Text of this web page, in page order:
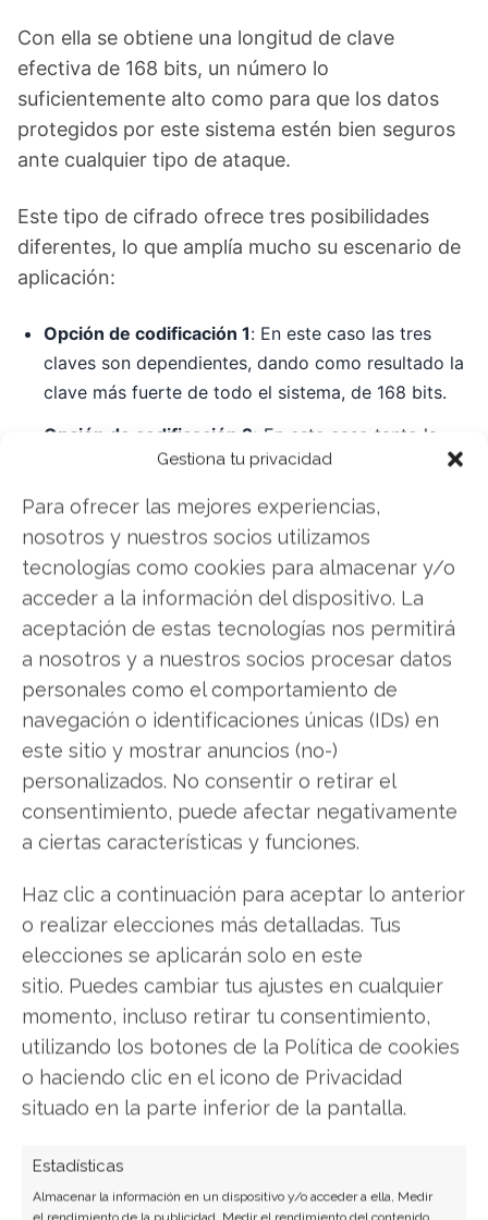
Gestiona tu privacidad
Para ofrecer las mejores experiencias,
nosotros y nuestros socios utilizamos
tecnologías como cookies para almacenar y/o
acceder a la información del dispositivo. La
aceptación de estas tecnologías nos permitirá
a nosotros y a nuestros socios procesar datos
personales como el comportamiento de
navegación o identificaciones únicas (IDs) en
este sitio y mostrar anuncios (no-)
personalizados. No consentir o retirar el
consentimiento, puede afectar negativamente
a ciertas características y funciones.
Haz clic a continuación para aceptar lo anterior
o realizar elecciones más detalladas. Tus
elecciones se aplicarán solo en este
sitio. Puedes cambiar tus ajustes en cualquier
momento, incluso retirar tu consentimiento,
utilizando los botones de la Política de cookies
o haciendo clic en el icono de Privacidad
situado en la parte inferior de la pantalla.
Estadísticas
Almacenar la información en un dispositivo y/o acceder a ella, Medir
Con ella se obtiene una longitud de clave
efectiva de 168 bits, un número lo
suficientemente alto como para que los datos
protegidos por este sistema estén bien seguros
ante cualquier tipo de ataque.
Este tipo de cifrado ofrece tres posibilidades
diferentes, lo que amplía mucho su escenario de
aplicación:
Opción de codificación 1: En este caso las tres
claves son dependientes, dando como resultado la
clave más fuerte de todo el sistema, de 168 bits.
Opción de codificación 2: En este caso tanto la
primera clave como la segunda clave son
independientes, pero la tercera es igual a la
primera clave implementada. Esto da una longitud
de clave de 112 bits.
Opción de codificación 3:opción en la cual las tres
claves usadas son las mismas, con lo cual
obtenemos como resultado una clave de cifrado
de 56 bits.
RSA
RSA es otrossistema de cifrado , el cual fue
desarrollado a finales de la década de 1970, más
precisamente en el año 79. Es llamado de este
modo debido a las iniciales de sus creadores,
Ron Rivest, Adi Shamir y Leonard Adleman.
Este cifrado tiene la particularidad de haber sido
primeros algoritmos de criptografía
de encriptación asimétrica
de clave pública en
aparecer, y todavía hoy es ampliamente utilizado
para todo tipo de implementaciones, incluyendo
la firma digital, protocolos de Internet como por
ejemplo